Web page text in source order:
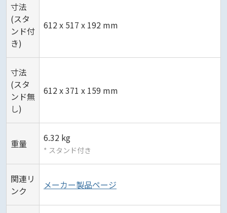
寸法
(スタ
ンド付
き)
612 x 517 x 192 mm
寸法
(スタ
ンド無
し)
612 x 371 x 159 mm
重量 6.32 kg
* スタンド付き
関連リ
ンク
メーカー製品ページ